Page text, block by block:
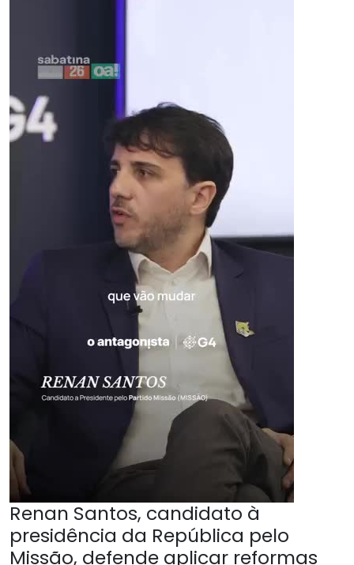
Renan Santos, candidato à
presidência da República pelo
Missão, defende aplicar reformas